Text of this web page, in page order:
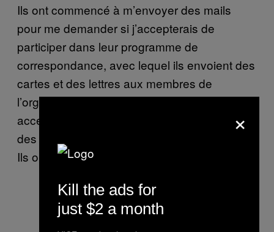
Ils ont commencé à m’envoyer des mails
pour me demander si j’accepterais de
participer dans leur programme de
correspondance, avec lequel ils envoient des
cartes et des lettres aux membres de
l’organisation qui croupissent en prison. J’ai
accepté, et je me suis également mis à écrire
des articles pour leur magazine,
Ils ont vraiment cru que j’étais l’un des leurs.
×
Kill the ads for
just $2 a month